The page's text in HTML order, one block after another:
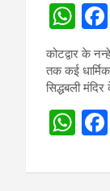
W
h
at
s
A
p
p
कोटद्वार के
तक कई
सिद्धबली
W
at